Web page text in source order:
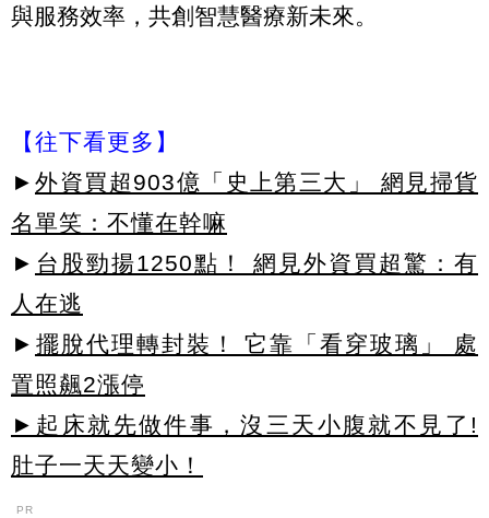
與服務效率，共創智慧醫療新未來。
【往下看更多】
► 外資買超903億「史上第三大」 網見掃貨
名單笑：不懂在幹嘛
► 台股勁揚1250點！ 網見外資買超驚：有
人在逃
► 擺脫代理轉封裝！ 它靠「看穿玻璃」 處
置照飆2漲停
►起床就先做件事，沒三天小腹就不見了!
肚子一天天變小！
PR